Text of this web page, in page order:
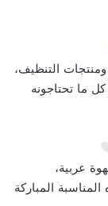
التنظيف،
ما تحتاجونه
عربية،
المباركة